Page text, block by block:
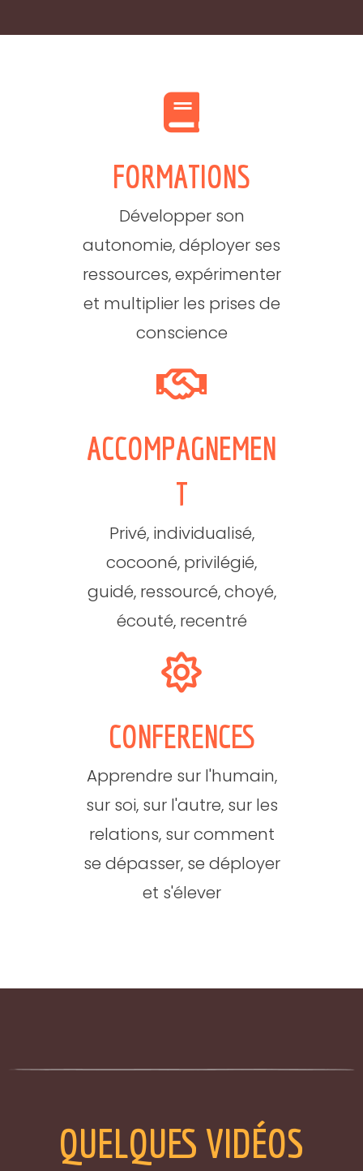
FORMATIONS
Développer son
autonomie, déployer ses
ressources, expérimenter
et multiplier les prises de
conscience
ACCOMPAGNEMEN
T
Privé, individualisé,
cocooné, privilégié,
guidé, ressourcé, choyé,
écouté, recentré
CONFERENCES
Apprendre sur l'humain,
sur soi, sur l'autre, sur les
relations, sur comment
se dépasser, se déployer
et s'élever
QUELQUES VIDÉOS